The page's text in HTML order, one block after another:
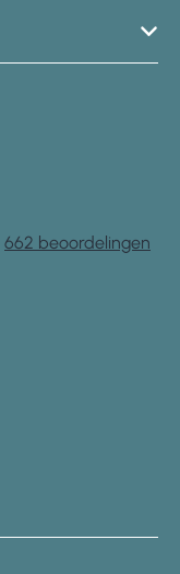
662 beoordelingen